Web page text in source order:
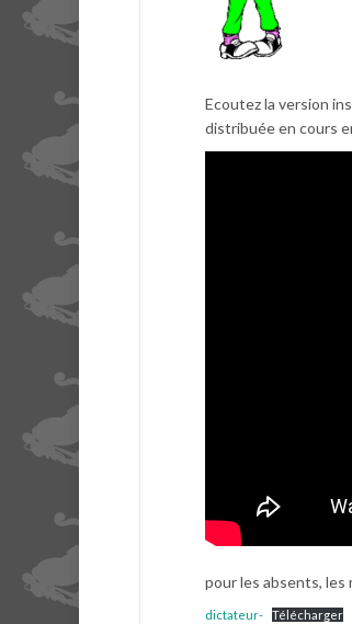
Ecoutez la version
distribuée en cours
pour les absents, les
dictateur- Télécharger